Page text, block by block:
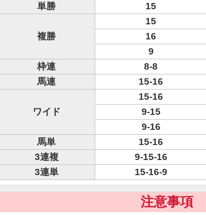
単勝 15
複勝
15
16
9
枠連
8-8
馬連
15-16
ワイド
15-16
9-15
9-16
馬単
15-16
3連複
9-15-16
3連単
15-16-9
注意事項